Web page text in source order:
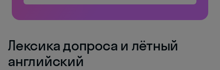
Лексика допроса и лётный
английский